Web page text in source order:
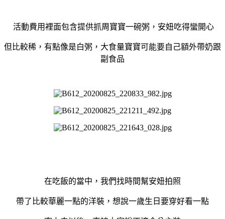
活動費用裡面包含提供抓周寶寶一碗粥，安妞吃得蠻開心
但比較稀，有點像是白粥，大食量寶寶可能要自己額外帶奶跟
副食品
在吃飯的當中，我們找時間幫安妞拍照
帶了比較華麗一點的洋裝，想說一歲生日要穿好看一點